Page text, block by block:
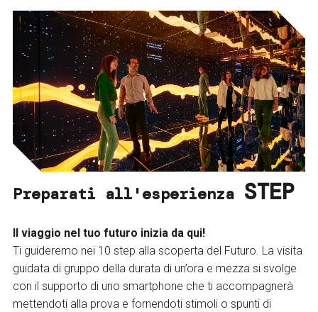
Preparati all'esperienza STEP
Il viaggio nel tuo futuro inizia da qui!
Ti guideremo nei 10 step alla scoperta del Futuro. La visita
guidata di gruppo della durata di un’ora e mezza si svolge
con il supporto di uno smartphone che ti accompagnerà
mettendoti alla prova e fornendoti stimoli o spunti di